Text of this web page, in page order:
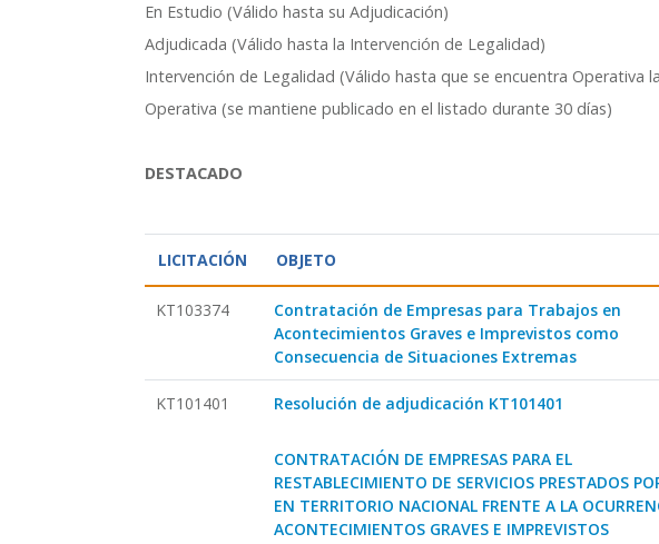
En Estudio (Válido hasta su Adjudicación)
Adjudicada (Válido hasta la Intervención de Legalidad)
Intervención de Legalidad (Válido hasta que se encuentra Operativa
Operativa (se mantiene publicado en el listado durante 30 días)
DESTACADO
LICITACIÓN OBJETO
KT103374
Contratación de Empresas para Trabajos en
Acontecimientos Graves e Imprevistos como
Consecuencia de Situaciones Extremas
KT101401 Resolución de adjudicación KT101401
CONTRATACIÓN DE EMPRESAS PARA EL
RESTABLECIMIENTO DE SERVICIOS PRESTADOS
EN TERRITORIO NACIONAL FRENTE A LA
ACONTECIMIENTOS GRAVES E IMPREVISTOS